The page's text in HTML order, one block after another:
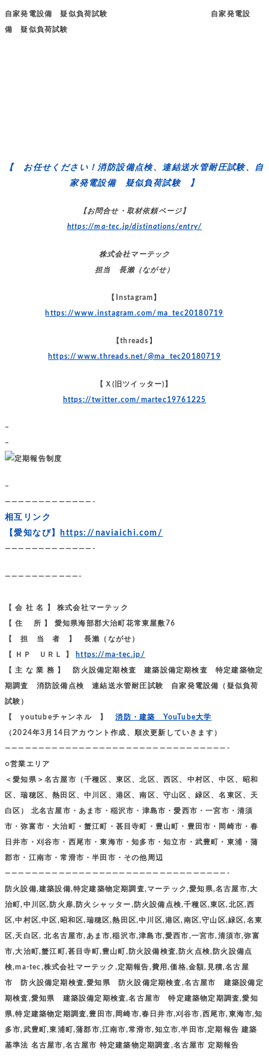
自家発電設備 疑似負荷試験 自家発電設
備 疑似負荷試験
【 お任せください！消防設備点検、連結送水管耐圧試験、自
家発電設備 疑似負荷試験 】
【お問合せ・取材依頼ページ】
https://ma-tec.jp/distinations/entry/
株式会社マーテック
担当 長瀨（ながせ）
【Instagram】
https://www.instagram.com/ma_tec20180719
【threads】
https://www.threads.net/@ma_tec20180719
【Ｘ(旧ツイッター)】
https://twitter.com/martec19761225
–
–
–
—————————————-
相互リンク
【愛知なび】
https://naviaichi.com/
—————————————-
———————————-
【 会 社 名 】 株式会社マーテック
【 住 所 】 愛知県海部郡大治町花常東屋敷76
【 担 当 者 】 長瀨（ながせ）
【 ＨＰ ＵＲＬ 】 https://ma-tec.jp/
【 主 な 業 務 】 防火設備定期検査 建築設備定期検査 特定建築物定
期調査 消防設備点検 連結送水管耐圧試験 自家発電設備（疑似負荷
試験）
【 youtubeチャンネル 】消防・建築 YouTube大学
（2024年3月14日アカウント作成、順次更新していきます）
—————————————————————————————————-
○営業エリア
＜愛知県＞名古屋市（千種区、東区、北区、西区、中村区、中区、昭和
区、瑞穂区、熱田区、中川区、港区、南区、守山区、緑区、名東区、天
白区） 北名古屋市・あま市・稲沢市・津島市・愛西市・一宮市・清須
市・弥富市・大治町・蟹江町・甚目寺町・豊山町・豊田市・岡崎市・春
日井市・刈谷市・西尾市・東海市・知多市・知立市・武豊町・東浦・蒲
郡市・江南市・常滑市・半田市・その他周辺
—————————————————————————————————-
防火設備,建築設備,特定建築物定期調査,マーテック,愛知県,名古屋市,大
治町,中川区,防火扉,防火シャッター,防火設備点検,千種区,東区,北区,西
区,中村区,中区,昭和区,瑞穂区,熱田区,中川区,港区,南区,守山区,緑区,名東
区,天白区, 北名古屋市,あま市,稲沢市,津島市,愛西市,一宮市,清須市,弥富
市,大治町,蟹江町,甚目寺町,豊山町,防火設備検査,防火点検,防火設備点
検,ma-tec,株式会社マーテック,定期報告,費用,価格,金額,見積,名古屋
市 防火設備定期検査,愛知県 防火設備定期検査,名古屋市 建築設備定
期検査,愛知県 建築設備定期検査,名古屋市 特定建築物定期調査,愛知
県,特定建築物定期調査,豊田市,岡崎市,春日井市,刈谷市,西尾市,東海市,知
多市,武豊町,東浦町,蒲郡市,江南市,常滑市,知立市,半田市,定期報告 建築
基準法 名古屋市,名古屋市 特定建築物定期調査,名古屋市 定期報告